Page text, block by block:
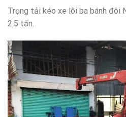
Trọng tải kéo xe lôi ba bánh đôi
2.5 tấn.